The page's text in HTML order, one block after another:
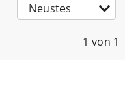
Neustes
1 von 1